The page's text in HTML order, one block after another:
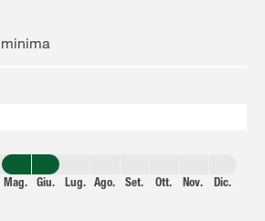
minima
Mag. Giu. Lug. Ago. Set. Ott. Nov. Dic.